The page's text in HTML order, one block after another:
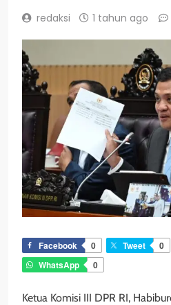
redaksi 1 tahun ago
Facebook 0 Tweet 0
WhatsApp
0
Ketua Komisi III DPR RI,